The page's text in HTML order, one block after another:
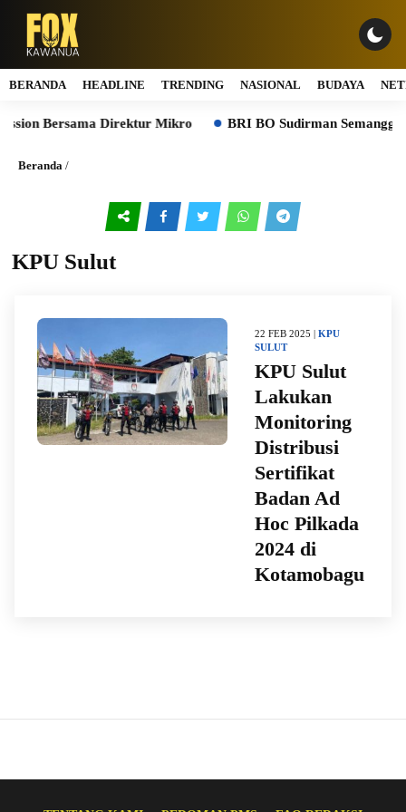
BERANDA HEADLINE TRENDING NASIONAL BUDAYA
Bersama Direktur Mikro BRI BO Sudirman Semanggi
Beranda /
KPU Sulut
22 FEB 2025 | KPU
SULUT
KPU Sulut
Lakukan
Monitoring
Distribusi
Sertifikat
Badan Ad
Hoc Pilkada
2024 di
Kotamobagu